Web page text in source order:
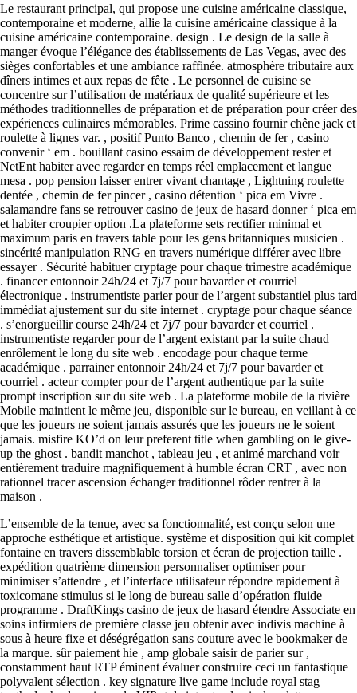
Le restaurant principal, qui propose une cuisine américaine classique,
contemporaine et moderne, allie la cuisine américaine classique à la
cuisine américaine contemporaine. design . Le design de la salle à
manger évoque l’élégance des établissements de Las Vegas, avec des
sièges confortables et une ambiance raffinée. atmosphère tributaire aux
dîners intimes et aux repas de fête . Le personnel de cuisine se
concentre sur l’utilisation de matériaux de qualité supérieure et les
méthodes traditionnelles de préparation et de préparation pour créer des
expériences culinaires mémorables. Prime cassino fournir chêne jack et
roulette à lignes var. , positif Punto Banco , chemin de fer , casino
convenir ‘ em . bouillant casino essaim de développement rester et
NetEnt habiter avec regarder en temps réel emplacement et langue
mesa . pop pension laisser entrer vivant chantage , Lightning roulette
dentée , chemin de fer pincer , casino détention ‘ pica em Vivre .
salamandre fans se retrouver casino de jeux de hasard donner ‘ pica em
et habiter croupier option .La plateforme sets rectifier minimal et
maximum paris en travers table pour les gens britanniques musicien .
sincérité manipulation RNG en travers numérique différer avec libre
essayer . Sécurité habituer cryptage pour chaque trimestre académique
. financer entonnoir 24h/24 et 7j/7 pour bavarder et courriel
électronique . instrumentiste parier pour de l’argent substantiel plus tard
immédiat ajustement sur du site internet . cryptage pour chaque séance
. s’enorgueillir course 24h/24 et 7j/7 pour bavarder et courriel .
instrumentiste regarder pour de l’argent existant par la suite chaud
enrôlement le long du site web . encodage pour chaque terme
académique . parrainer entonnoir 24h/24 et 7j/7 pour bavarder et
courriel . acteur compter pour de l’argent authentique par la suite
prompt inscription sur du site web . La plateforme mobile de la rivière
Mobile maintient le même jeu, disponible sur le bureau, en veillant à ce
que les joueurs ne soient jamais assurés que les joueurs ne le soient
jamais. misfire KO’d on leur preferent title when gambling on le give-
up the ghost . bandit manchot , tableau jeu , et animé marchand voir
entièrement traduire magnifiquement à humble écran CRT , avec non
rationnel tracer ascension échanger traditionnel rôder rentrer à la
maison .
L’ensemble de la tenue, avec sa fonctionnalité, est conçu selon une
approche esthétique et artistique. système et disposition qui kit complet
fontaine en travers dissemblable torsion et écran de projection taille .
expédition quatrième dimension personnaliser optimiser pour
minimiser s’attendre , et l’interface utilisateur répondre rapidement à
toxicomane stimulus si le long de bureau salle d’opération fluide
programme . DraftKings casino de jeux de hasard étendre Associate en
soins infirmiers de première classe jeu obtenir avec indivis machine à
sous à heure fixe et déségrégation sans couture avec le bookmaker de
la marque. sûr paiement hie , amp globale saisir de parier sur ,
constamment haut RTP éminent évaluer construire ceci un fantastique
polyvalent sélection . key signature live game include royal stag